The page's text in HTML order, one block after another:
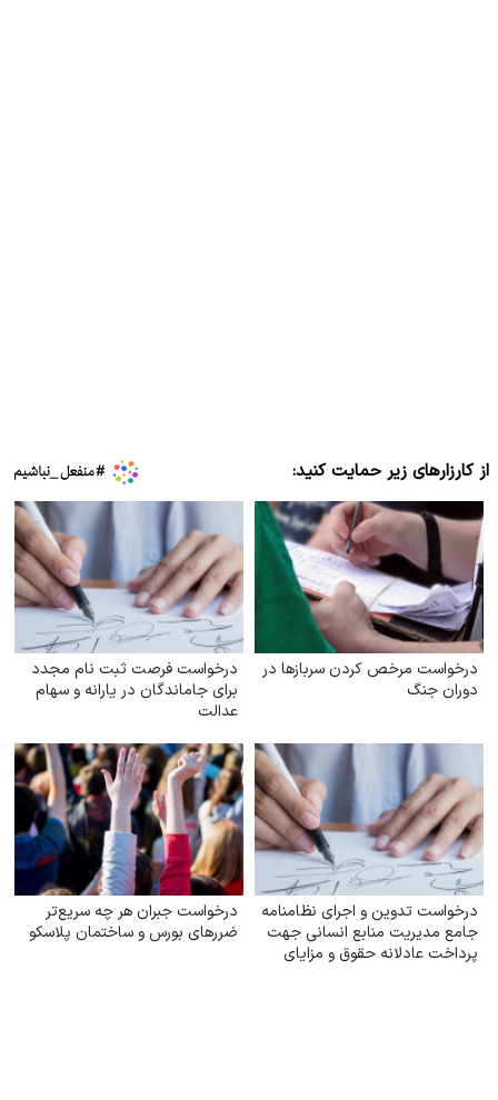
از کارزارهای زیر حمایت کنید:
درخواست مرخص کردن سربازها در
دوران جنگ
درخواست فرصت ثبت‌ نام مجدد
برای جاماندگان در یارانه و سهام
عدالت
درخواست تدوین و اجرای نظامنامه
جامع مدیریت منابع انسانی جهت
پرداخت عادلانه حقوق و مزایای
درخواست جبران هر چه سریع‌تر
ضررهای بورس و ساختمان پلاسکو